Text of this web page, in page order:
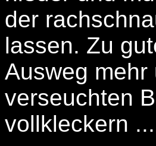
der
lassen. Zu
Ausweg
verseuchten
vollkleckern ...